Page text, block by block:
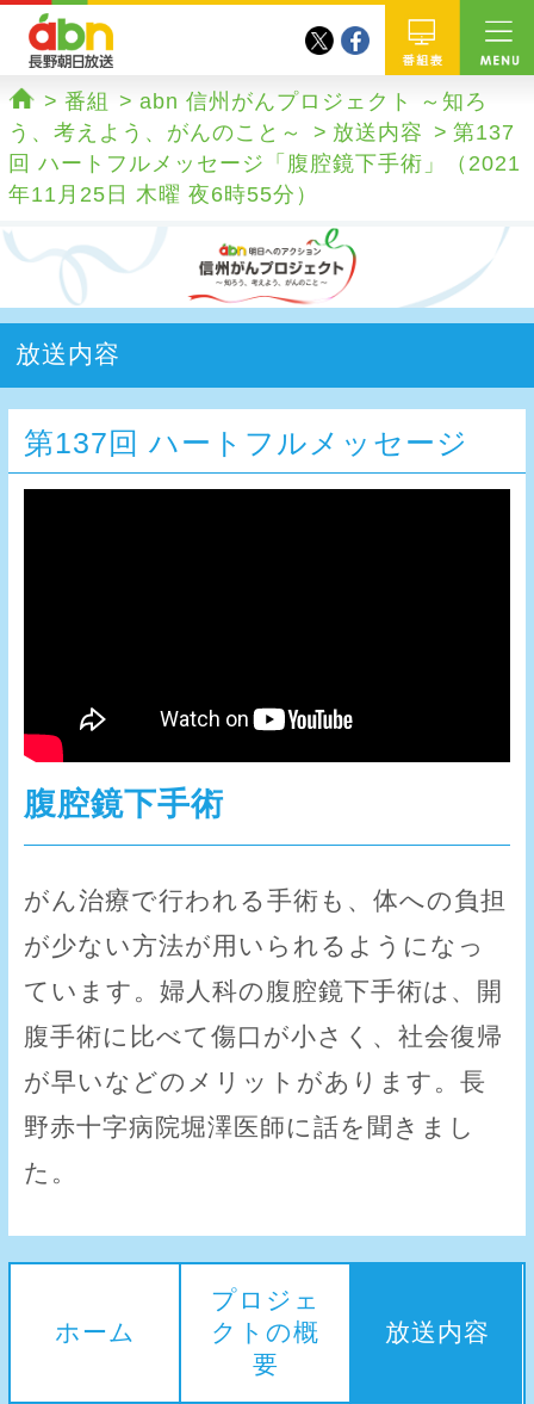
abn 長野朝日放送 番組
twitterfacebook
ホーム
番組
abn 信州がんプロジェクト ～知ろ
う、考えよう、がんのこと～
放送内容
第137
回 ハートフルメッセージ「腹腔鏡下手術」（2021
年11月25日 木曜 夜6時55分）
放送内容
第137回 ハートフルメッセージ
腹腔鏡下手術
がん治療で行われる手術も、体への負担
が少ない方法が用いられるようになっ
ています。婦人科の腹腔鏡下手術は、開
腹手術に比べて傷口が小さく、社会復帰
が早いなどのメリットがあります。長
野赤十字病院堀澤医師に話を聞きまし
た。
ホーム
プロジェ
クトの概
要
放送内容